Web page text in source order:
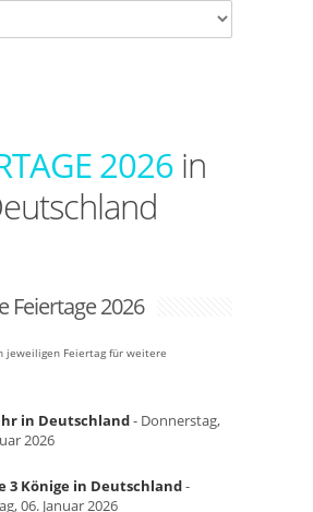
2026in
Feiertage 2026
jeweiligen Feiertag für weitere
in Deutschland- Donnerstag,
2026
3 Könige in Deutschland-
06. Januar 2026